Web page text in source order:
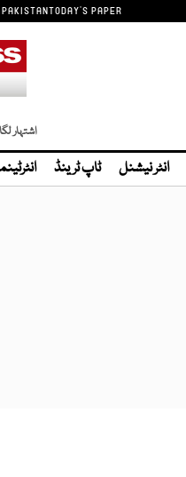
TODAY'S PAPER
اشتہار
انٹر نیشنل ٹاپ ٹرینڈ